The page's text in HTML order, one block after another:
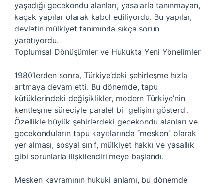
yaşadığı gecekondu alanları, yasalarla tanınmayan,
kaçak yapılar olarak kabul ediliyordu. Bu yapılar,
devletin mülkiyet tanımında sıkça sorun
yaratıyordu.
Toplumsal Dönüşümler ve Hukukta Yeni Yönelimler
1980’lerden sonra, Türkiye’deki şehirleşme hızla
artmaya devam etti. Bu dönemde, tapu
kütüklerindeki değişiklikler, modern Türkiye’nin
kentleşme süreciyle paralel bir gelişim gösterdi.
Özellikle büyük şehirlerdeki gecekondu alanları ve
gecekonduların tapu kayıtlarında “mesken” olarak
yer alması, sosyal sınıf, mülkiyet hakkı ve yasallık
gibi sorunlarla ilişkilendirilmeye başlandı.
Mesken kavramının hukuki anlamı, bu dönemde